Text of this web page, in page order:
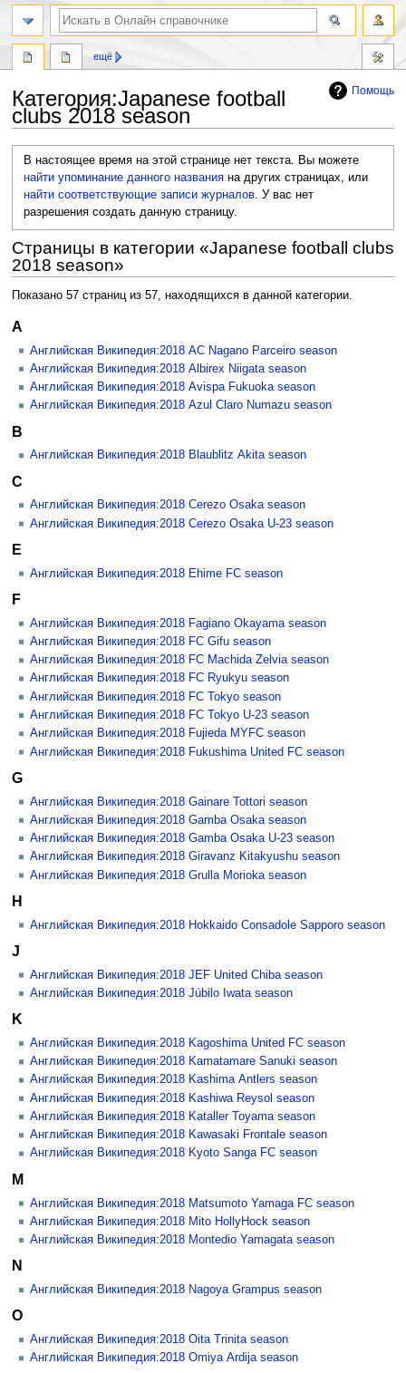
Помощь
Категория:Japanese football
clubs 2018 season
навигации
В настоящее время на этой странице нет текста. Вы можете
найти упоминание данного названия на других страницах, или
найти соответствующие записи журналов. У вас нет
разрешения создать данную страницу.
Страницы в категории «Japanese football clubs
2018 season»
Показано 57 страниц из 57, находящихся в данной категории.
A
Английская Википедия:2018 AC Nagano Parceiro season
Английская Википедия:2018 Albirex Niigata season
Английская Википедия:2018 Avispa Fukuoka season
Английская Википедия:2018 Azul Claro Numazu season
B
Английская Википедия:2018 Blaublitz Akita season
C
Английская Википедия:2018 Cerezo Osaka season
Английская Википедия:2018 Cerezo Osaka U-23 season
E
Английская Википедия:2018 Ehime FC season
F
Английская Википедия:2018 Fagiano Okayama season
Английская Википедия:2018 FC Gifu season
Английская Википедия:2018 FC Machida Zelvia season
Английская Википедия:2018 FC Ryukyu season
Английская Википедия:2018 FC Tokyo season
Английская Википедия:2018 FC Tokyo U-23 season
Английская Википедия:2018 Fujieda MYFC season
Английская Википедия:2018 Fukushima United FC season
G
Английская Википедия:2018 Gainare Tottori season
Английская Википедия:2018 Gamba Osaka season
Английская Википедия:2018 Gamba Osaka U-23 season
Английская Википедия:2018 Giravanz Kitakyushu season
Английская Википедия:2018 Grulla Morioka season
H
Английская Википедия:2018 Hokkaido Consadole Sapporo season
J
Английская Википедия:2018 JEF United Chiba season
Английская Википедия:2018 Júbilo Iwata season
K
Английская Википедия:2018 Kagoshima United FC season
Английская Википедия:2018 Kamatamare Sanuki season
Английская Википедия:2018 Kashima Antlers season
Английская Википедия:2018 Kashiwa Reysol season
Английская Википедия:2018 Kataller Toyama season
Английская Википедия:2018 Kawasaki Frontale season
Английская Википедия:2018 Kyoto Sanga FC season
M
Английская Википедия:2018 Matsumoto Yamaga FC season
Английская Википедия:2018 Mito HollyHock season
Английская Википедия:2018 Montedio Yamagata season
N
Английская Википедия:2018 Nagoya Grampus season
O
Английская Википедия:2018 Oita Trinita season
Английская Википедия:2018 Omiya Ardija season
ещё